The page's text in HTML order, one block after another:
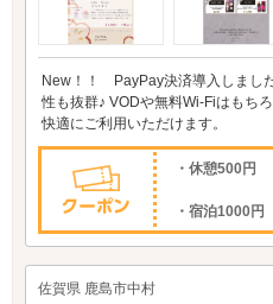
New！！ PayPay決済導入しまし
性も抜群♪ VODや無料Wi-Fiはもち
快適にご利用いただけます。
・休憩500円
・宿泊1000円
佐賀県 鹿島市中村